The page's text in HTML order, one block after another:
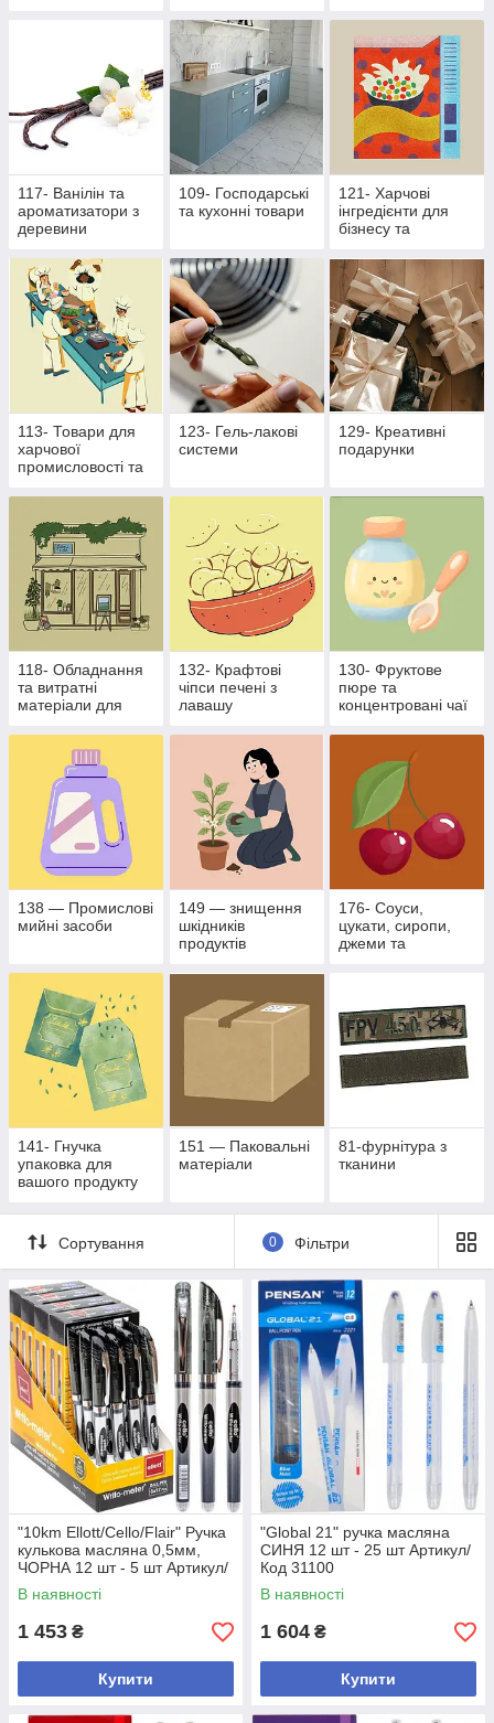
117- Ванілін та
ароматизатори з
деревини
109- Господарські
та кухонні товари
121- Харчові
інгредієнти для
бізнесу та
113- Товари для
харчової
промисловості та
бізнесу
123- Гель-лакові
системи
129- Креативні
подарунки
118- Обладнання
та витратні
матеріали для
промисловості
132- Крафтові
чіпси печені з
лавашу
130- Фруктове
пюре та
концентровані чаї
138 — Промислові
мийні засоби
149 — знищення
шкідників
продуктів
походження
176- Соуси,
цукати, сиропи,
джеми та
141- Гнучка
упаковка для
вашого продукту
151 — Паковальні
матеріали
81-фурнітура з
тканини
Сортування 0 Фільтри
"10km Ellott/Cello/Flair" Ручка
кулькова масляна 0,5мм,
ЧОРНА 12 шт - 5 шт Артикул/
Код 562
В наявності
1 453 ₴
Купити
"Global 21" ручка масляна
СИНЯ 12 шт - 25 шт Артикул/
Код 31100
В наявності
1 604 ₴
Купити